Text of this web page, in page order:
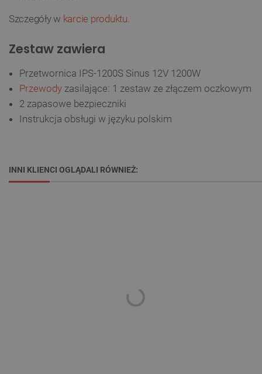
Szczegóły w karcie produktu.
Zestaw zawiera
Przetwornica IPS-1200S Sinus 12V 1200W
Przewody zasilające: 1 zestaw ze złączem oczkowym
2 zapasowe bezpieczniki
Instrukcja obsługi w języku polskim
INNI KLIENCI OGLĄDALI RÓWNIEŻ:
Niezbędne Wydajność Targetowanie
Funkcjonalność
prawidłowo korzystać ze strony internetowej.
Provider /